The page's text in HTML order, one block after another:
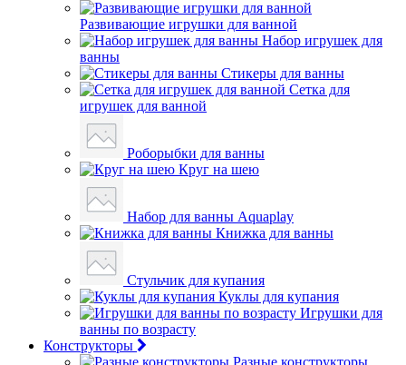
Развивающие игрушки для ванной
Набор игрушек для
ванны
Стикеры для ванны
Сетка для
игрушек для ванной
Роборыбки для ванны
Круг на шею
Набор для ванны Aquaplay
Книжка для ванны
Стульчик для купания
Куклы для купания
Игрушки для
ванны по возрасту
Конструкторы
Разные конструкторы